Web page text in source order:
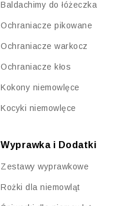
Baldachimy do łóżeczka
Ochraniacze pikowane
Ochraniacze warkocz
Ochraniacze kłos
Kokony niemowlęce
Kocyki niemowlęce
Wyprawka i Dodatki
Zestawy wyprawkowe
Rożki dla niemowląt